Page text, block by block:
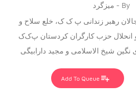
By - میزگرد
رهبر زندانی پ ک ک، خلع سلاح و
و انحلال حزب کارگران کردستان پ‌ک‌ک
شیخ الاسلامی و مجید دارابیگی